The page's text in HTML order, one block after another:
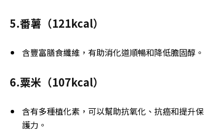
5.番薯（121kcal）
含豐富膳食纖維，有助消化道順暢和降低膽固醇。
6.粟米（107kcal）
含有多種植化素，可以幫助抗氧化、抗癌和提升保
護力。